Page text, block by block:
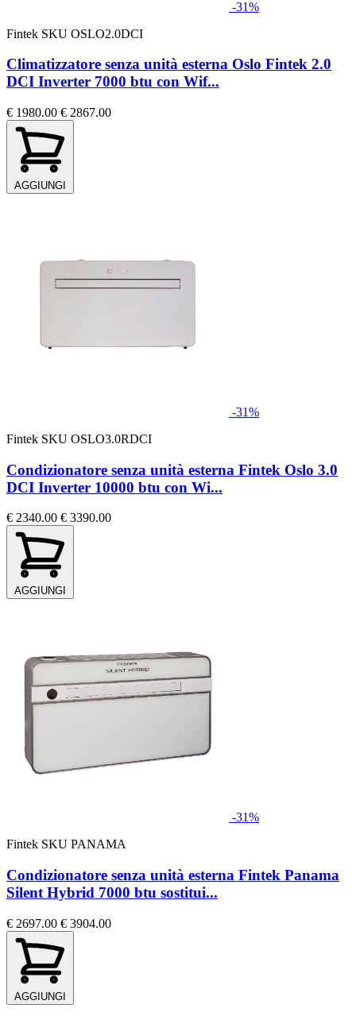
-31%
Fintek SKU OSLO2.0DCI
Climatizzatore senza unità esterna Oslo Fintek 2.0
DCI Inverter 7000 btu con Wif...
€ 1980.00 € 2867.00
AGGIUNGI
-31%
Fintek SKU OSLO3.0RDCI
Condizionatore senza unità esterna Fintek Oslo 3.0
DCI Inverter 10000 btu con Wi...
€ 2340.00 € 3390.00
AGGIUNGI
-31%
Fintek SKU PANAMA
Condizionatore senza unità esterna Fintek Panama
Silent Hybrid 7000 btu sostitui...
€ 2697.00 € 3904.00
AGGIUNGI